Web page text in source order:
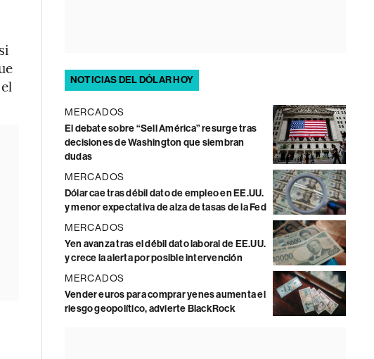
NOTICIAS DEL DÓLAR HOY
MERCADOS
El debate sobre “Sell América” resurge tras
decisiones de Washington que siembran
dudas
MERCADOS
Dólar cae tras débil dato de empleo en EE.UU.
y menor expectativa de alza de tasas de la Fed
MERCADOS
Yen avanza tras el débil dato laboral de EE.UU.
y crece la alerta por posible intervención
MERCADOS
Vender euros para comprar yenes aumenta el
riesgo geopolítico, advierte BlackRock